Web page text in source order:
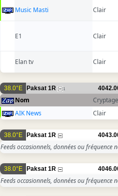
Music Masti Clair
E1 Clair
Elan tv Clair
38.0°E Paksat 1R 1
Nom Cryptage
AIK News
Clair
38.0°E Paksat 1R
Feeds occasionnels, données ou fréquence
38.0°E Paksat 1R
Feeds occasionnels, données ou fréquence